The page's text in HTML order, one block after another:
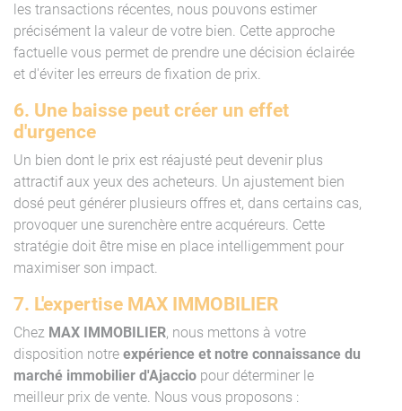
les transactions récentes, nous pouvons estimer
précisément la valeur de votre bien. Cette approche
factuelle vous permet de prendre une décision éclairée
et d'éviter les erreurs de fixation de prix.
6. Une baisse peut créer un effet
d'urgence
Un bien dont le prix est réajusté peut devenir plus
attractif aux yeux des acheteurs. Un ajustement bien
dosé peut générer plusieurs offres et, dans certains cas,
provoquer une surenchère entre acquéreurs. Cette
stratégie doit être mise en place intelligemment pour
maximiser son impact.
7. L'expertise MAX IMMOBILIER
Chez MAX IMMOBILIER, nous mettons à votre
disposition notre expérience et notre connaissance du
marché immobilier d'Ajaccio pour déterminer le
meilleur prix de vente. Nous vous proposons :